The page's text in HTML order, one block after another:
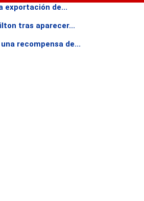
exportación de...
tras aparecer...
recompensa de...